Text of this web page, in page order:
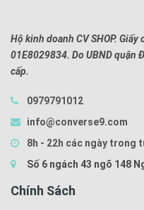
Hộ kinh doanh CV SHOP.
01E8029834. Do UBND quận
cấp.
0979791012
info@converse9.com
8h - 22h các ngày trong
Số 6 ngách 43 ngõ 148
Chính Sách